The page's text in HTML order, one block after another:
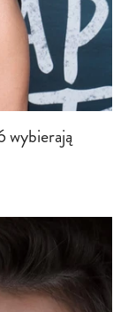
wybierają